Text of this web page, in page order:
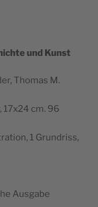
und Kunst
Thomas M.
17x24 cm. 96
1 Grun­driss,
Ausgabe